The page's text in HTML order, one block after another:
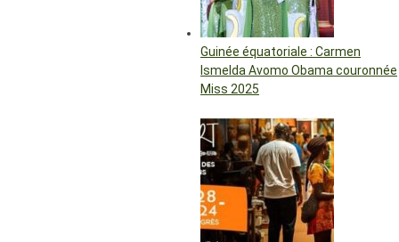
Guinée équatoriale : Carmen
Ismelda Avomo Obama couronnée
Miss 2025